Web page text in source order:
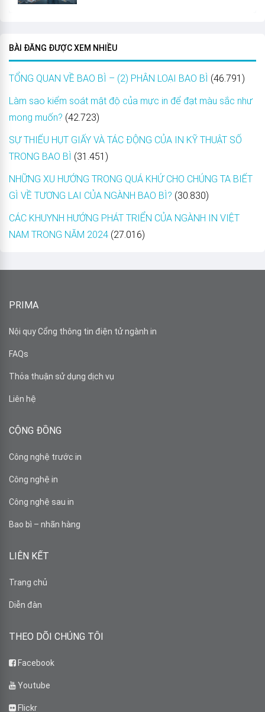
BÀI ĐĂNG ĐƯỢC XEM NHIỀU
TỔNG QUAN VỀ BAO BÌ – (2) PHÂN LOẠI BAO BÌ (46.791)
Làm sao kiểm soát mật độ của mực in để đạt màu sắc như
mong muốn? (42.723)
SỰ THIẾU HỤT GIẤY VÀ TÁC ĐỘNG CỦA IN KỸ THUẬT SỐ
TRONG BAO BÌ (31.451)
NHỮNG XU HƯỚNG TRONG QUÁ KHỨ CHO CHÚNG TA BIẾT
GÌ VỀ TƯƠNG LAI CỦA NGÀNH BAO BÌ? (30.830)
CÁC KHUYNH HƯỚNG PHÁT TRIỂN CỦA NGÀNH IN VIỆT
NAM TRONG NĂM 2024 (27.016)
PRIMA
Nội quy Cổng thông tin điện tử ngành in
FAQs
Thỏa thuận sử dụng dịch vụ
Liên hệ
CỘNG ĐỒNG
Công nghệ trước in
Công nghệ in
Công nghệ sau in
Bao bì – nhãn hàng
LIÊN KẾT
Trang chủ
Diễn đàn
THEO DÕI CHÚNG TÔI
Facebook
Youtube
Flickr